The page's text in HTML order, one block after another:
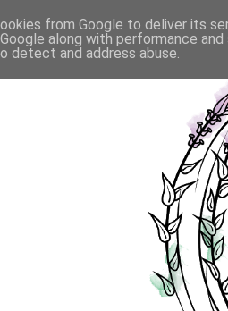
from Google to deliver its
along with performance
detect and address abuse.